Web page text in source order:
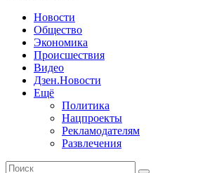
Новости
Общество
Экономика
Происшествия
Видео
Дзен.Новости
Ещё
Политика
Нацпроекты
Рекламодателям
Развлечения